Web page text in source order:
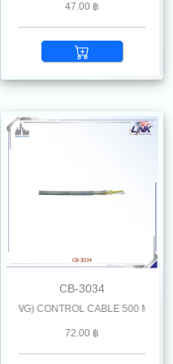
47.00 ฿
CB-3034
CONTROL CABLE 500 M. /Reel
72.00 ฿